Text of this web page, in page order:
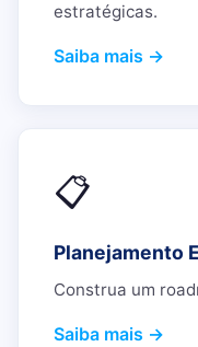
estratégicas.
Saiba mais →
📋
Planejamento
Construa um
Saiba mais →